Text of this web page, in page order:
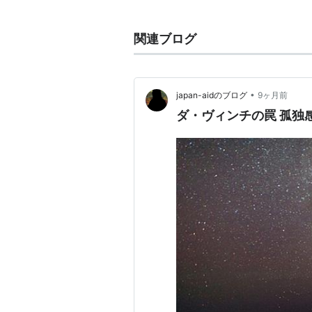
関連ブログ
japan-aidのブログ • 9ヶ月前
ダ・ヴィンチの罠 孤独